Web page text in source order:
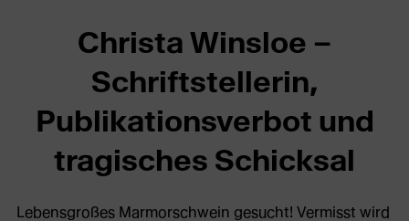
Christa Winsloe –
Schriftstellerin,
Publikationsverbot und
tragisches Schicksal
Lebensgroßes Marmorschwein gesucht! Vermisst wird